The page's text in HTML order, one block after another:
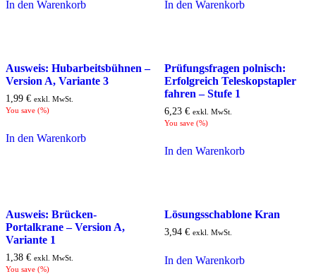
In den Warenkorb In den Warenkorb
Ausweis: Hubarbeitsbühnen –
Version A, Variante 3
1,99 € exkl. MwSt.
You save (%)
In den Warenkorb
Prüfungsfragen polnisch:
Erfolgreich Teleskopstapler
fahren – Stufe 1
6,23 € exkl. MwSt.
You save (%)
In den Warenkorb
Ausweis: Brücken-
Portalkrane – Version A,
Variante 1
1,38 € exkl. MwSt.
You save (%)
Lösungsschablone Kran
3,94 € exkl. MwSt.
In den Warenkorb